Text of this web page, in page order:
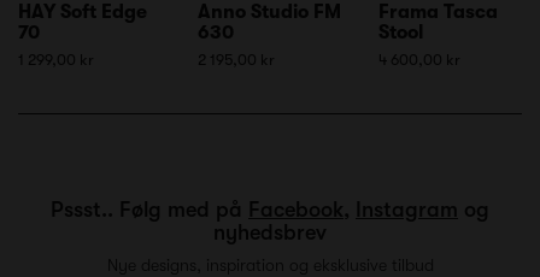
HAY Soft Edge
70
1 299,00 kr
Anno Studio FM
630
2 195,00 kr
Frama Tasca
Stool
4 600,00 kr
Pssst.. Følg med på Facebook, Instagram og
nyhedsbrev
Nye designs, inspiration og eksklusive tilbud